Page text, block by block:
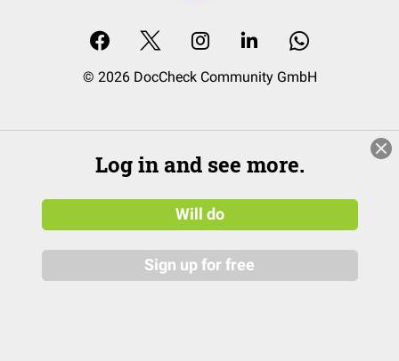
© 2026 DocCheck Community GmbH
Log in and see more.
Will do
Sign up for free